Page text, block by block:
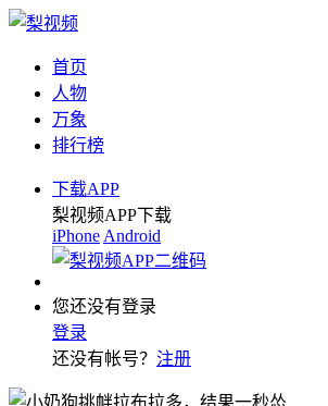
首页
人物
万象
排行榜
下载APP
梨视频APP下载
iPhone Android
您还没有登录
登录
还没有帐号？ 注册